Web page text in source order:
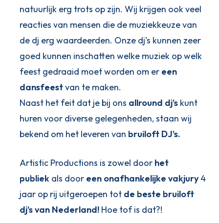
natuurlijk erg trots op zijn. Wij krijgen ook veel
reacties van mensen die de muziekkeuze van
de dj erg waardeerden. Onze dj’s kunnen zeer
goed kunnen inschatten welke muziek op welk
feest gedraaid moet worden om er een
dansfeestvan te maken.
Naast het feit dat je bij ons allround dj’s kunt
huren voor diverse gelegenheden, staan wij
bekend om het leveren van bruiloft DJ’s.
Artistic Productions is zowel door het
publiek als door een onafhankelijke vakjury4
jaar op rij uitgeroepen tot de beste bruiloft
dj’s van Nederland! Hoe tof is dat?!